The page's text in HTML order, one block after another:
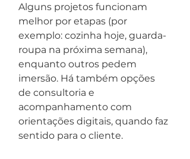
Alguns projetos funcionam
melhor por etapas (por
exemplo: cozinha hoje, guarda-
roupa na próxima semana),
enquanto outros pedem
imersão. Há também opções
de consultoria e
acompanhamento com
orientações digitais, quando faz
sentido para o cliente.